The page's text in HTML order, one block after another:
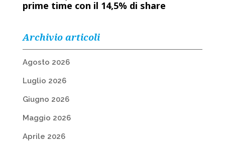
prime time con il 14,5% di share
Archivio articoli
Agosto 2026
Luglio 2026
Giugno 2026
Maggio 2026
Aprile 2026